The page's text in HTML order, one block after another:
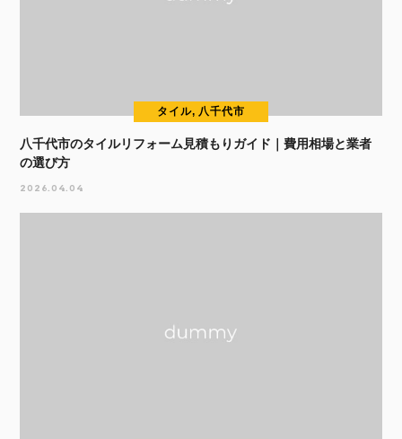
タイル, 八千代市
八千代市のタイルリフォーム見積もりガイド｜費用相場と業者
の選び方
2026.04.04